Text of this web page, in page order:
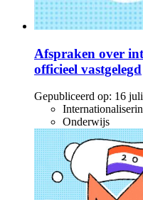
Afspraken over
officieel vastgelegd
Gepubliceerd op: 16
Onderwijs